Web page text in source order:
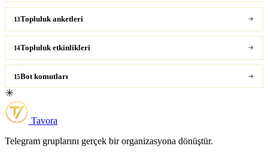
13Topluluk anketleri
14Topluluk etkinlikleri
15Bot komutları
Tavora
Telegram gruplarını gerçek bir organizasyona dönüştür.